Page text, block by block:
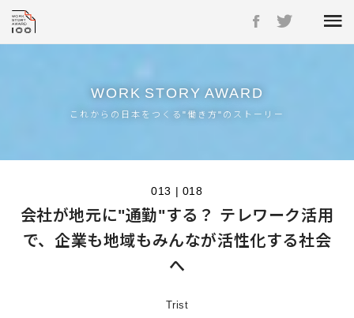
WORK STORY AWARD
これからの日本をつくる"働き方"のストーリー
013 | 018
会社が地元に"通勤"する？ テレワーク活用
で、企業も地域もみんなが活性化する社会
へ
Trist